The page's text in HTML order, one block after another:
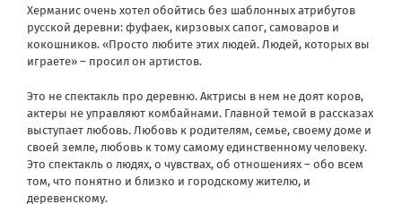
Херманис очень хотел обойтись без шаблонных атрибутов
русской деревни: фуфаек, кирзовых сапог, самоваров и
кокошников. «Просто любите этих людей. Людей, которых вы
играете» – просил он артистов.
Это не спектакль про деревню. Актрисы в нем не доят коров,
актеры не управляют комбайнами. Главной темой в рассказах
выступает любовь. Любовь к родителям, семье, своему доме и
своей земле, любовь к тому самому единственному человеку.
Это спектакль о людях, о чувствах, об отношениях – обо всем
том, что понятно и близко и городскому жителю, и
деревенскому.